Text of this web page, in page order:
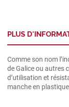
PLUS
Comme son nom
de Galice ou autres
d’utilisation et
manche en